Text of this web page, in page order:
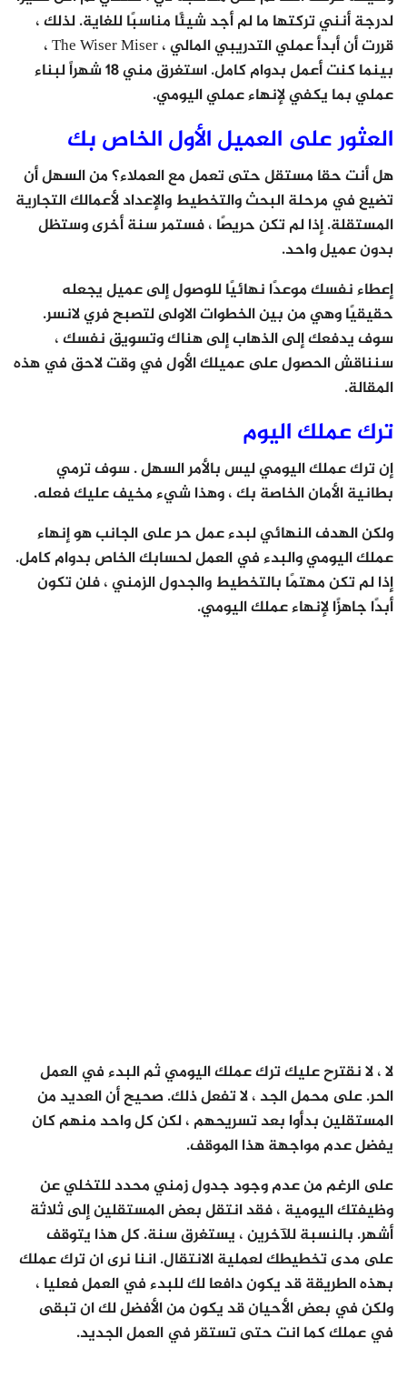
لدرجة أنني تركتها ما لم أجد شيئًا مناسبًا للغاية. لذلك ،
قررت أن أبدأ عملي التدريبي المالي ، The Wiser Miser ،
بينما كنت أعمل بدوام كامل. استغرق مني 18 شهراً لبناء
عملي بما يكفي لإنهاء عملي اليومي.
العثور على العميل الأول الخاص بك
هل أنت حقا مستقل حتى تعمل مع العملاء؟ من السهل أن
تضيع في مرحلة البحث والتخطيط والإعداد لأعمالك التجارية
المستقلة. إذا لم تكن حريصًا ، فستمر سنة أخرى وستظل
بدون عميل واحد.
إعطاء نفسك موعدًا نهائيًا للوصول إلى عميل يجعله
حقيقيًا وهي من بين الخطوات الاولى لتصبح فري لانسر.
سوف يدفعك إلى الذهاب إلى هناك وتسويق نفسك ،
سنناقش الحصول على عميلك الأول في وقت لاحق في هذه
المقالة.
ترك عملك اليوم
إن ترك عملك اليومي ليس بالأمر السهل . سوف ترمي
بطانية الأمان الخاصة بك ، وهذا شيء مخيف عليك فعله.
ولكن الهدف النهائي لبدء عمل حر على الجانب هو إنهاء
عملك اليومي والبدء في العمل لحسابك الخاص بدوام كامل.
إذا لم تكن مهتمًا بالتخطيط والجدول الزمني ، فلن تكون
أبدًا جاهزًا لإنهاء عملك اليومي.
لا ، لا نقترح عليك ترك عملك اليومي ثم البدء في العمل
الحر. على محمل الجد ، لا تفعل ذلك. صحيح أن العديد من
المستقلين بدأوا بعد تسريحهم ، لكن كل واحد منهم كان
يفضل عدم مواجهة هذا الموقف.
على الرغم من عدم وجود جدول زمني محدد للتخلي عن
وظيفتك اليومية ، فقد انتقل بعض المستقلين إلى ثلاثة
أشهر. بالنسبة للآخرين ، يستغرق سنة. كل هذا يتوقف
على مدى تخطيطك لعملية الانتقال. اننا نرى ان ترك عملك
بهذه الطريقة قد يكون دافعا لك للبدء في العمل فعليا ،
ولكن في بعض الأحيان قد يكون من الأفضل لك ان تبقى
في عملك كما انت حتى تستقر في العمل الجديد.